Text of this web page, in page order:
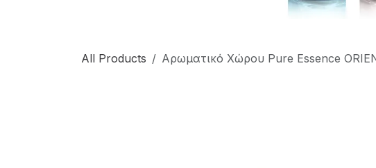
All Products Αρωματικό Χώρου Pure Essence